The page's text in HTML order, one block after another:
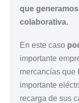
que
colaborativa.
En este caso
importante
mercancías que
importante
recarga de sus